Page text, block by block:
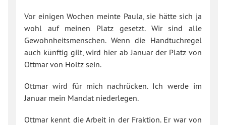
Vor einigen Wochen meinte Paula, sie hätte sich ja
wohl auf meinen Platz gesetzt. Wir sind alle
Gewohnheitsmenschen. Wenn die Handtuchregel
auch künftig gilt, wird hier ab Januar der Platz von
Ottmar von Holtz sein.
Ottmar wird für mich nachrücken. Ich werde im
Januar mein Mandat niederlegen.
Ottmar kennt die Arbeit in der Fraktion. Er war von